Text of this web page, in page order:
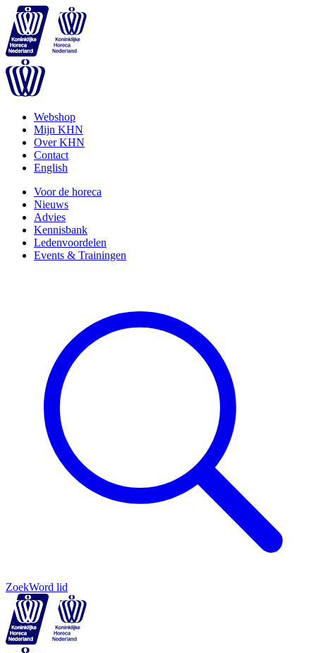
Webshop
Mijn KHN
Over KHN
Contact
English
Voor de horeca
Nieuws
Advies
Kennisbank
Ledenvoordelen
Events & Trainingen
ZoekWord lid